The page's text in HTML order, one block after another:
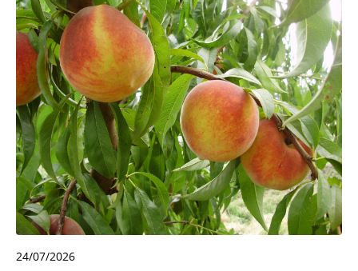
24/07/2026